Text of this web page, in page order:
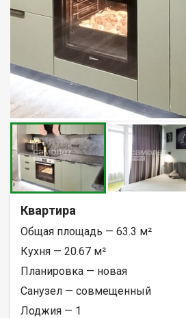
Квартира
Общая площадь — 63.3 м²
Кухня — 20.67 м²
Планировка — новая
Санузел — совмещенный
Лоджия — 1